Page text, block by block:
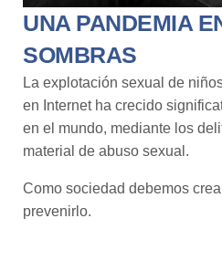
UNA PANDEMIA
SOMBRAS
La explotación sexual de
en Internet ha crecido
en el mundo, mediante los
material de abuso sexual.
Como sociedad debemos
prevenirlo.